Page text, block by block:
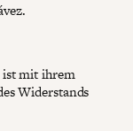
ist mit ihrem
Widerstands